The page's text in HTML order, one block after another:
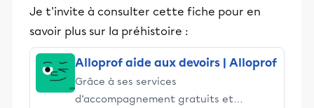
Je t'invite à consulter cette fiche pour en
savoir plus sur la préhistoire :
Alloprof aide aux devoirs | Alloprof
Grâce à ses services
d’accompagnement gratuits et